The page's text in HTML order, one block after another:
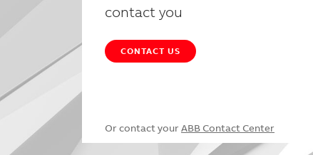
contact you
CONTACT US
Or contact your ABB Contact Center